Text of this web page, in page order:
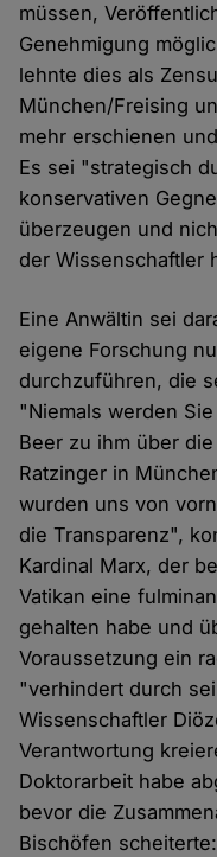
müssen,
Genehmigung
lehnte dies als
München/Freising
mehr erschienen
Es sei "strategisch
konservativen
überzeugen und
der Wissenschaftler
Eine Anwältin sei
eigene Forschung
durchzuführen, die
"Niemals werden
Beer zu ihm über
Ratzinger in
wurden uns von
die Transparenz",
Kardinal Marx, der
Vatikan eine
gehalten habe und
Voraussetzung ein
"verhindert durch
Wissenschaftler
Verantwortung
Doktorarbeit habe
bevor die
Bischöfen